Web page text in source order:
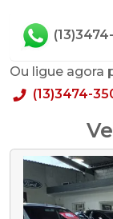
Ou ligue agora
(13)3474-